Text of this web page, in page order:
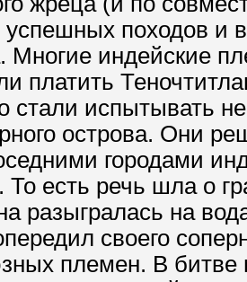
походов и
Многие индейские
платить
стали испытывать
острова. Они
городами
есть речь шла о
разыгралась на
своего
племен. В битве